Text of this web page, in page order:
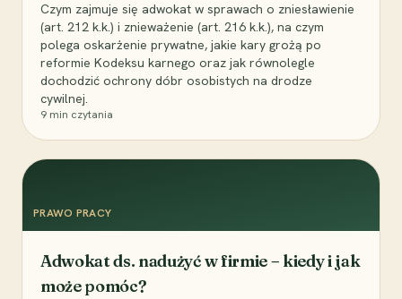
Czym zajmuje się adwokat w sprawach o zniesławienie
(art. 212 k.k.) i znieważenie (art. 216 k.k.), na czym
polega oskarżenie prywatne, jakie kary grożą po
reformie Kodeksu karnego oraz jak równolegle
dochodzić ochrony dóbr osobistych na drodze
cywilnej.
9 min czytania
PRAWO PRACY
Adwokat ds. nadużyć w firmie – kiedy i jak
może pomóc?